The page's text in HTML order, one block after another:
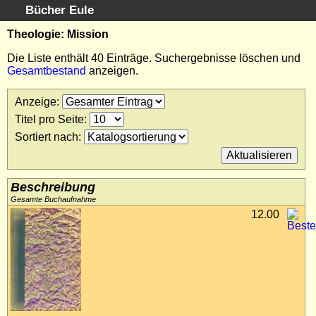
Bücher Eule
Schnellsuche
Startseite
Erweiterte Suche
Kundenservice
Kontakt
Kategorien
Kataloge
Warenkorb
Allgemeine Geschäftsbedingungen
Widerruf
Wir über uns
Newsletter kostenlos abonnieren
Sammlersoftware
Links
Theologie: Mission
Die Liste enthält 40 Einträge. Suchergebnisse löschen und
Gesamtbestand anzeigen.
Anzeige:
Titel pro Seite:
Sortiert nach:
Beschreibung
Gesamte Buchaufnahme
12.00